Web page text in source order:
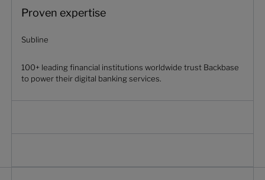
Proven expertise
Subline
100+ leading financial institutions worldwide trust Backbase
to power their digital banking services.